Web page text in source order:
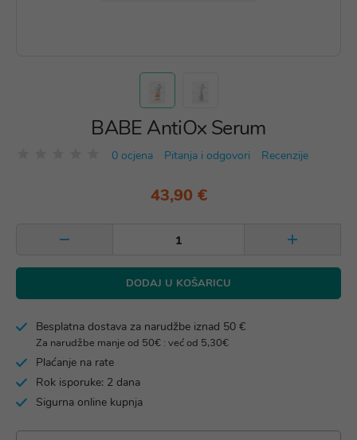
BABE AntiOx Serum
0 ocjena Pitanja i odgovori Recenzije
43,90 €
DODAJ U KOŠARICU
Besplatna dostava za narudžbe iznad 50 €
Za narudžbe manje od 50€ : već od 5,30€
Plaćanje na rate
Rok isporuke: 2 dana
Sigurna online kupnja